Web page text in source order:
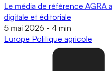
Le média de référence AGRA
digitale et éditoriale
5 mai 2026 - 4 min
Europe Politique agricole